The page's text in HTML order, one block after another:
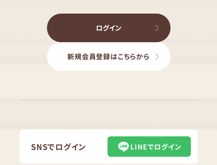
ログイン
新規会員登録はこちらから
SNSでログイン LINEでログイン